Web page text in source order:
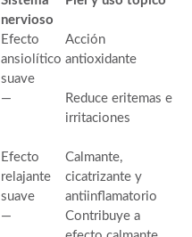
nervioso
Efecto
ansiolítico
suave
Acción
antioxidante
—
Reduce eritemas e
irritaciones
Efecto
relajante
suave
Calmante,
cicatrizante y
antiinflamatorio
—
Contribuye a